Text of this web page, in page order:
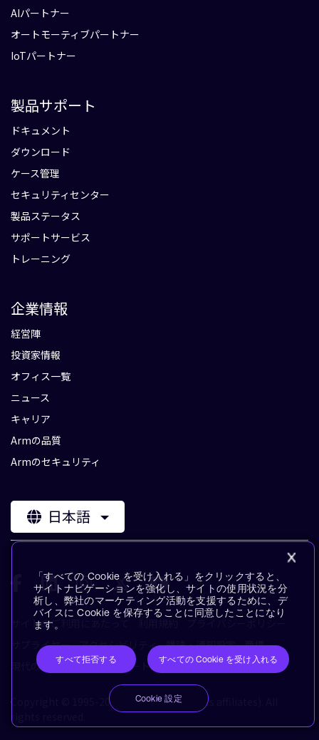
AIパートナー
オートモーティブパートナー
IoTパートナー
製品サポート
ドキュメント
ダウンロード
ケース管理
セキュリティセンター
製品ステータス
サポートサービス
トレーニング
企業情報
経営陣
投資家情報
オフィス一覧
ニュース
キャリア
Armの品質
Armのセキュリティ
日本語
サイトのご利用にあたって
サプライヤー アクセシビリティ 購読・通知設定 商標
現代の奴隷制に対するステートメント
用語集
Copyright © 1995-2026 Arm Limited (or its affiliates). All
rights reserved.
「すべての Cookie を受け入れる」をクリックすると、
サイトナビゲーションを強化し、サイトの使用状況を分
析し、弊社のマーケティング活動を支援するために、デ
バイスに Cookie を保存することに同意したことになり
ます。
すべて拒否する すべての Cookie を受け入れる
Cookie 設定